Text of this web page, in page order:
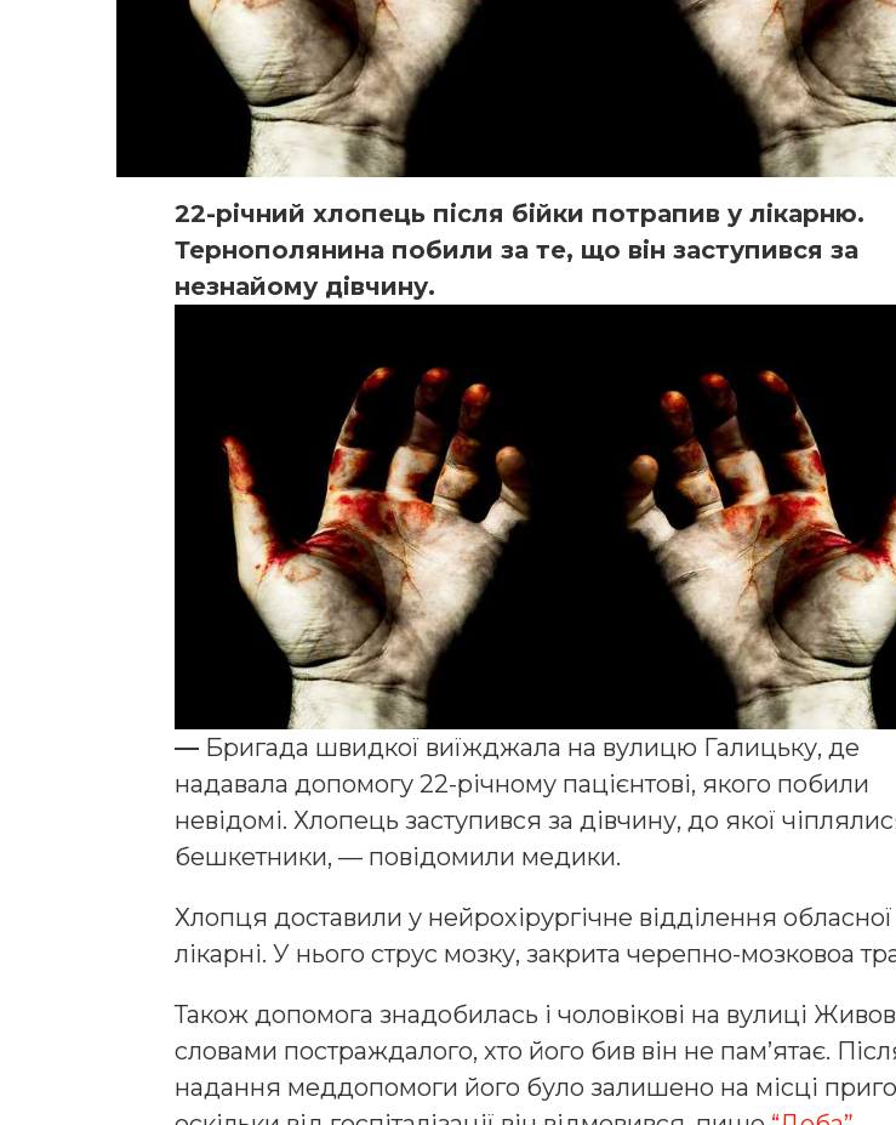
22-річний хлопець після бійки потрапив у лікарню.
Тернополянина побили за те, що він заступився за
незнайому дівчину.
— Бригада швидкої виїжджала на вулицю Галицьку, де
надавала допомогу 22-річному пацієнтові, якого побили
невідомі. Хлопець заступився за дівчину, до якої
бешкетники, — повідомили медики.
Хлопця доставили у нейрохірургічне відділення обласної
лікарні. У нього струс мозку, закрита черепно-мозковоа
Також допомога знадобилась і чоловікові на вулиці
словами постраждалого, хто його бив він не пам’ятає.
надання меддопомоги його було залишено на місці